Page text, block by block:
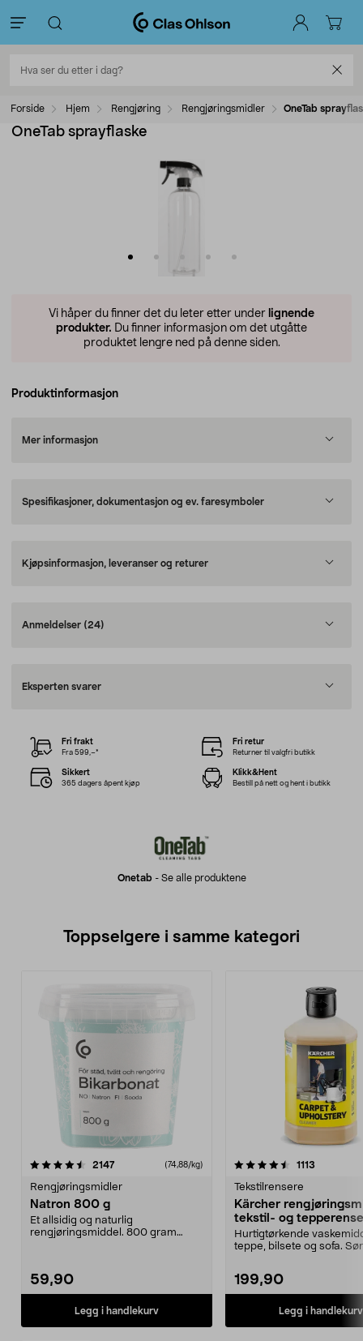
Forside Hjem Rengjøring Rengjøringsmidler OneTab
OneTab sprayflaske
Vi håper du finner det du leter etter under lignende
produkter. Du finner informasjon om det utgåtte
produktet lengre ned på denne siden.
Produktinformasjon
Mer informasjon
Spesifikasjoner, dokumentasjon og ev. faresymboler
Kjøpsinformasjon, leveranser og returer
Anmeldelser (24)
Eksperten svarer
Onetab - Se alle produktene
Fri frakt
Fra 599,–*
Fri retur
Returner til valgfri butikk
Sikkert
365 dagers åpent kjøp
Klikk&Hent
Bestill på nett og hent i butikk
Toppselgere i samme kategori
2147anmeldelser(74,88/kg)
Rengjøringsmidler
Natron 800 g
Et allsidig og naturlig
rengjøringsmiddel. 800 gram
59,90
Legg i handlekurv
4.5 av 5 stjerner 1113
Tekstilrensere
Kärcher
tekstil- og
Hurtigtørkende
teppe, bilsete og sofa.
199,90
Legg i handlekurv
4.5 av 5 stjerner